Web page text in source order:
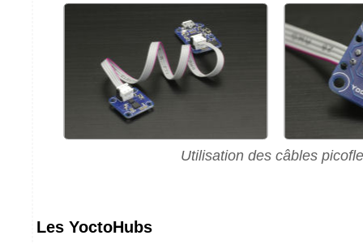
Utilisation des câbles
Les YoctoHubs